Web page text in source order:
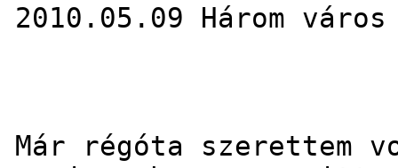
2010.05.09 Három
Már régóta szerettem